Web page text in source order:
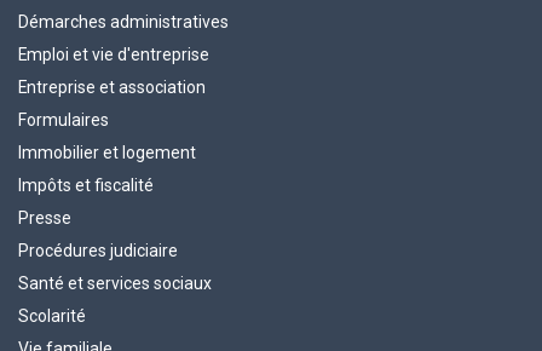
Démarches administratives
Emploi et vie d'entreprise
Entreprise et association
Formulaires
Immobilier et logement
Impôts et fiscalité
Presse
Procédures judiciaire
Santé et services sociaux
Scolarité